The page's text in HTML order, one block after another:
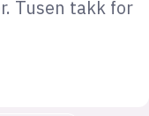
Tusen takk for